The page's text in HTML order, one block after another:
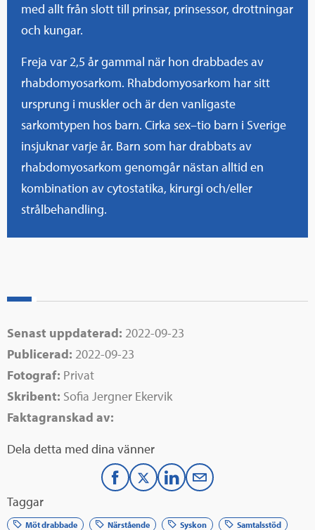
med allt från slott till prinsar, prinsessor, drottningar
och kungar.
Freja var 2,5 år gammal när hon drabbades av
rhabdomyosarkom. Rhabdomyosarkom har sitt
ursprung i muskler och är den vanligaste
sarkomtypen hos barn. Cirka sex–tio barn i Sverige
insjuknar varje år. Barn som har drabbats av
rhabdomyosarkom genomgår nästan alltid en
kombination av cytostatika, kirurgi och/eller
strålbehandling.
Senast uppdaterad: 2022-09-23
Publicerad: 2022-09-23
Fotograf: Privat
Skribent: Sofia Jergner Ekervik
Faktagranskad av:
Dela detta med dina vänner
F
T
L
M
Taggar
Möt drabbade Närstående Syskon Samtalsstöd